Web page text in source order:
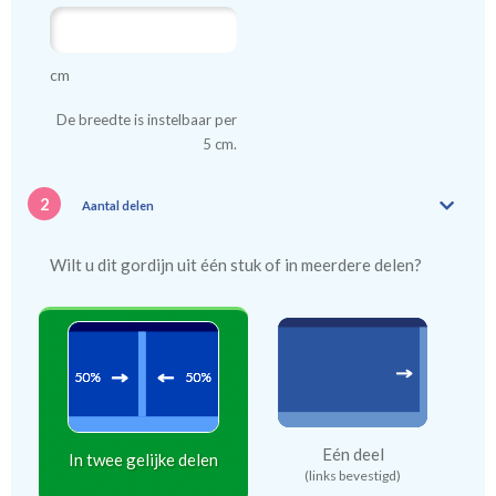
kindergordijnen voeren: een verschil van dag en nacht!
cm
De breedte is instelbaar per
5 cm.
2 Aantal delen
Wilt u dit gordijn uit één stuk of in meerdere delen?
In twee gelijke delen Eén deel
(links bevestigd)